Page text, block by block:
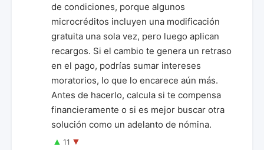
de condiciones, porque algunos
microcréditos incluyen una modificación
gratuita una sola vez, pero luego aplican
recargos. Si el cambio te genera un retraso
en el pago, podrías sumar intereses
moratorios, lo que lo encarece aún más.
Antes de hacerlo, calcula si te compensa
financieramente o si es mejor buscar otra
solución como un adelanto de nómina.
▲ 11 ▼